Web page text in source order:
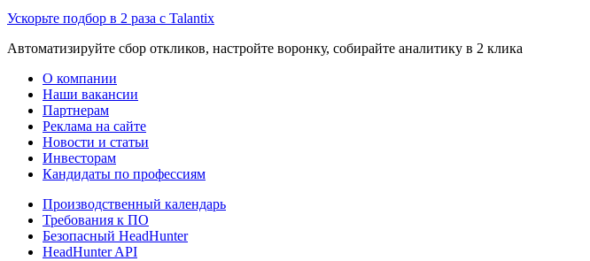
Ускорьте подбор в 2 раза с Talantix
Автоматизируйте сбор откликов, настройте воронку, собирайте аналитику в 2 клика
О компании
Наши вакансии
Партнерам
Реклама на сайте
Новости и статьи
Инвесторам
Кандидаты по профессиям
Производственный календарь
Требования к ПО
Безопасный HeadHunter
HeadHunter API